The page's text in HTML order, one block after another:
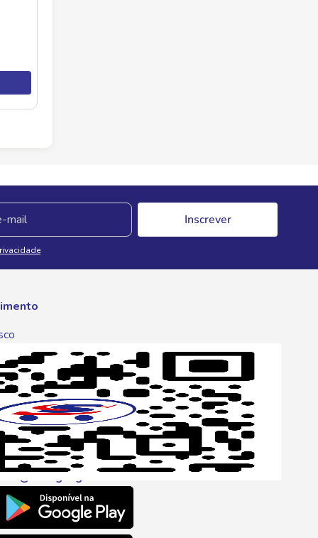
Inscrever
6680